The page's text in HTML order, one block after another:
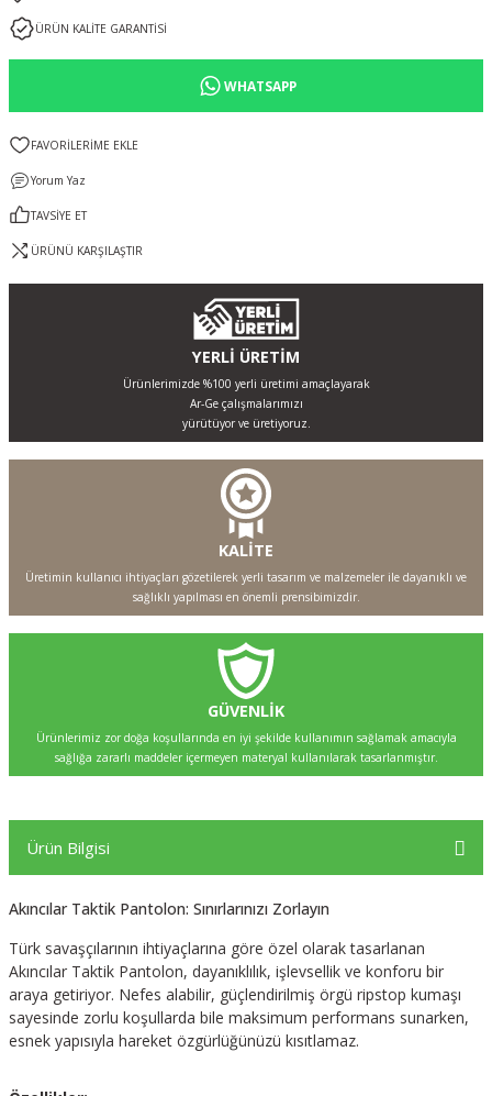
ÜRÜN KALİTE GARANTİSİ
WHATSAPP
Yorum Yaz
TAVSİYE ET
ÜRÜNÜ KARŞILAŞTIR
YERLİ ÜRETİM
Ürünlerimizde %100 yerli üretimi amaçlayarak
Ar-Ge çalışmalarımızı
yürütüyor ve üretiyoruz.
KALİTE
Üretimin kullanıcı ihtiyaçları gözetilerek yerli tasarım ve malzemeler ile dayanıklı ve
sağlıklı yapılması en önemli prensibimizdir.
GÜVENLİK
Ürünlerimiz zor doğa koşullarında en iyi şekilde kullanımın sağlamak amacıyla
sağlığa zararlı maddeler içermeyen materyal kullanılarak tasarlanmıştır.
Ürün Bilgisi
Akıncılar Taktik Pantolon: Sınırlarınızı Zorlayın
Türk savaşçılarının ihtiyaçlarına göre özel olarak tasarlanan
Akıncılar Taktik Pantolon, dayanıklılık, işlevsellik ve konforu bir
araya getiriyor. Nefes alabilir, güçlendirilmiş örgü ripstop kumaşı
sayesinde zorlu koşullarda bile maksimum performans sunarken,
esnek yapısıyla hareket özgürlüğünüzü kısıtlamaz.